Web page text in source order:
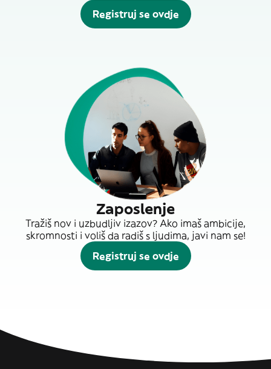
Registruj se ovdje
Zaposlenje
Tražiš nov i uzbudljiv izazov? Ako imaš ambicije,
skromnosti i voliš da radiš s ljudima, javi nam se!
Registruj se ovdje